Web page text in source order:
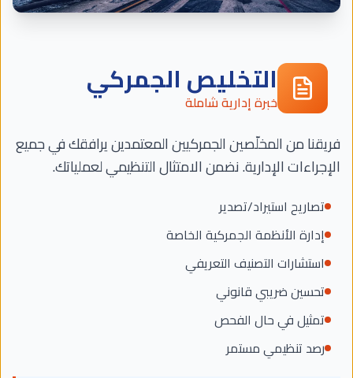
التخليص الجمركي
خبرة إدارية شاملة
فريقنا من المخلّصين الجمركيين المعتمدين يرافقك في جميع
الإجراءات الإدارية. نضمن الامتثال التنظيمي لعملياتك.
تصاريح استيراد/تصدير
إدارة الأنظمة الجمركية الخاصة
استشارات التصنيف التعريفي
تحسين ضريبي قانوني
تمثيل في حال الفحص
رصد تنظيمي مستمر